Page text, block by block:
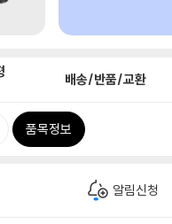
배송/반품/교환
품목정보
알림신청